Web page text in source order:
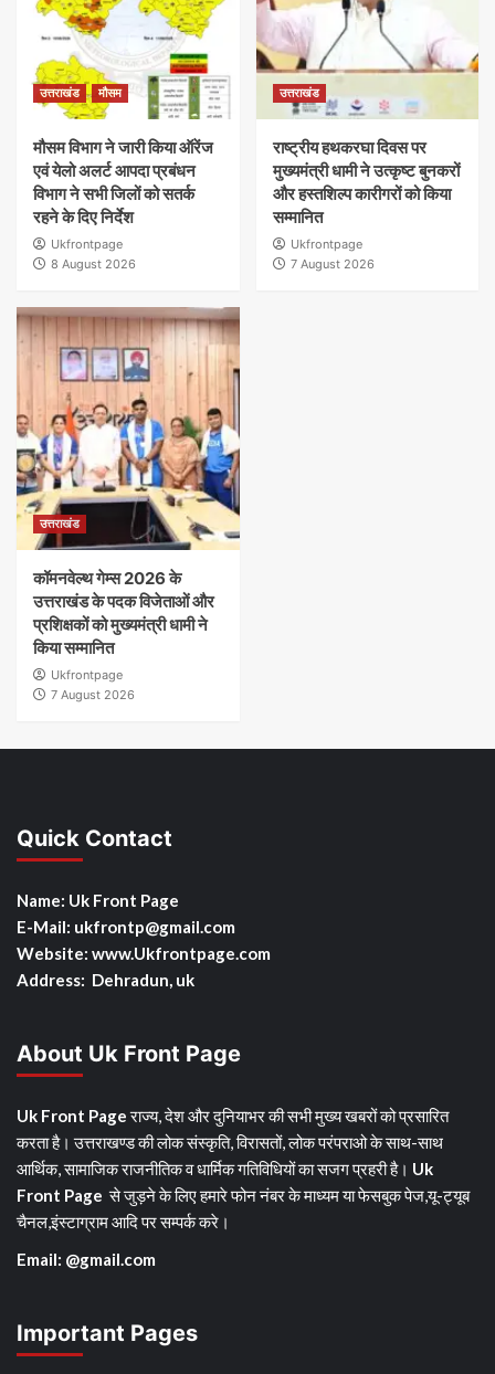
उत्तराखंड मौसम
मौसम विभाग ने जारी किया ऑरेंज
एवं येलो अलर्ट आपदा प्रबंधन
विभाग ने सभी जिलों को सतर्क
रहने के दिए निर्देश
Ukfrontpage
8 August 2026
उत्तराखंड
राष्ट्रीय हथकरघा दिवस पर
मुख्यमंत्री धामी ने उत्कृष्ट बुनकरों
और हस्तशिल्प कारीगरों को किया
सम्मानित
Ukfrontpage
7 August 2026
उत्तराखंड
कॉमनवेल्थ गेम्स 2026 के
उत्तराखंड के पदक विजेताओं और
प्रशिक्षकों को मुख्यमंत्री धामी ने
किया सम्मानित
Ukfrontpage
7 August 2026
Quick Contact
Name: Uk Front Page
E-Mail: ukfrontp@gmail.com
Website: www.Ukfrontpage.com
Address: Dehradun, uk
About Uk Front Page
Uk Front Pageराज्य, देश और दुनियाभर की सभी मुख्य खबरों को प्रसारित
करता है। उत्तराखण्ड की लोक संस्कृति, विरासतों, लोक परंपराओ के साथ-साथ
आर्थिक, सामाजिक राजनीतिक व धार्मिक गतिविधियों का सजग प्रहरी है। Uk
Front Page से जुड़ने के लिए हमारे फोन नंबर के माध्यम या फेसबुक पेज,यू-ट्यूब
चैनल,इंस्टाग्राम आदि पर सम्पर्क करे।
Email: @gmail.com
Important Pages